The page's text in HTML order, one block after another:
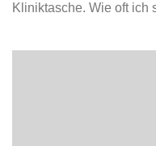
Kliniktasche. Wie oft ich